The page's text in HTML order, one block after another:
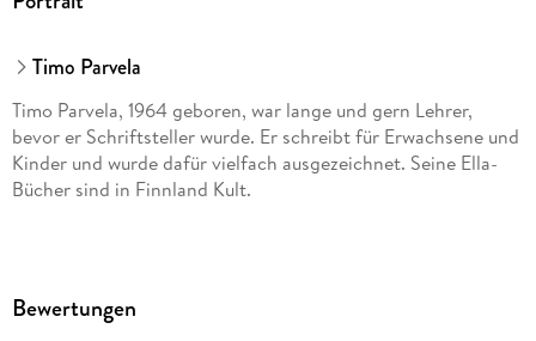
Timo Parvela
Timo Parvela, 1964 geboren, war lange und gern Lehrer,
bevor er Schriftsteller wurde. Er schreibt für Erwachsene und
Kinder und wurde dafür vielfach ausgezeichnet. Seine Ella-
Bücher sind in Finnland Kult.
Bewertungen